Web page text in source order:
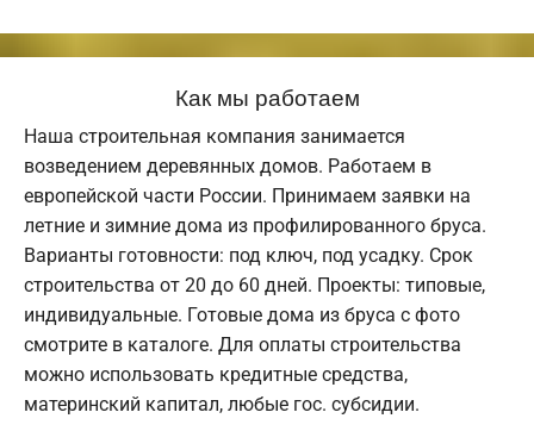
Как мы работаем
Наша строительная компания занимается
возведением деревянных домов. Работаем в
европейской части России. Принимаем заявки на
летние и зимние дома из профилированного бруса.
Варианты готовности: под ключ, под усадку. Срок
строительства от 20 до 60 дней. Проекты: типовые,
индивидуальные. Готовые дома из бруса с фото
смотрите в каталоге. Для оплаты строительства
можно использовать кредитные средства,
материнский капитал, любые гос. субсидии.